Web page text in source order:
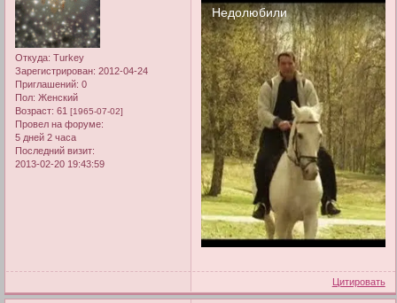
Откуда: Turkey
Зарегистрирован: 2012-04-24
Приглашений: 0
Пол: Женский
Возраст: 61 [1965-07-02]
Провел на форуме:
5 дней 2 часа
Последний визит:
2013-02-20 19:43:59
Цитировать